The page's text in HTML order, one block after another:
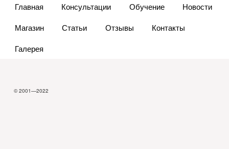
Главная Консультации Обучение
Новости
Магазин
Статьи Отзывы
Контакты
Галерея
© 2001—2022